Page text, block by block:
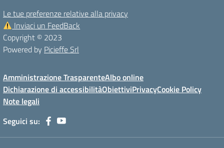
Le tue preferenze relative alla privacy
Inviaci un FeedBack
Copyright © 2023
Powered by Picieffe Srl
Amministrazione TrasparenteAlbo online
Dichiarazione di accessibilitàObiettiviPrivacyCookie Policy
Note legali
Seguici su: